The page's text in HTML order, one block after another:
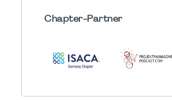
Chapter-Partner